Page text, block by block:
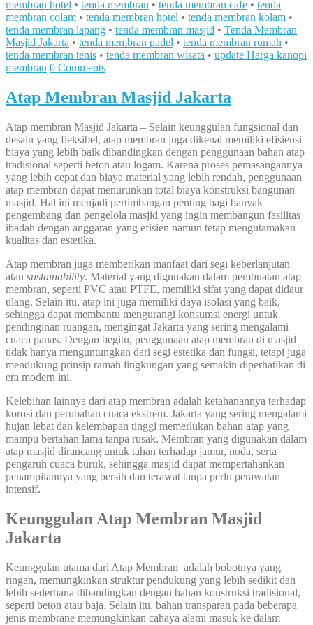
membran hotel • tenda membran • tenda membran cafe • tenda
membran colam • tenda membran hotel • tenda membran kolam •
tenda membran lapang • tenda membran masjid • Tenda Membran
Masjid Jakarta • tenda membran padel • tenda membran rumah •
tenda membran tenis • tenda membran wisata • update Harga kanopi
membran 0 Comments
Atap Membran Masjid Jakarta
Atap membran Masjid Jakarta – Selain keunggulan fungsional dan
desain yang fleksibel, atap membran juga dikenal memiliki efisiensi
biaya yang lebih baik dibandingkan dengan penggunaan bahan atap
tradisional seperti beton atau logam. Karena proses pemasangannya
yang lebih cepat dan biaya material yang lebih rendah, penggunaan
atap membran dapat menurunkan total biaya konstruksi bangunan
masjid. Hal ini menjadi pertimbangan penting bagi banyak
pengembang dan pengelola masjid yang ingin membangun fasilitas
ibadah dengan anggaran yang efisien namun tetap mengutamakan
kualitas dan estetika.
Atap membran juga memberikan manfaat dari segi keberlanjutan
atau sustainability. Material yang digunakan dalam pembuatan atap
membran, seperti PVC atau PTFE, memiliki sifat yang dapat didaur
ulang. Selain itu, atap ini juga memiliki daya isolasi yang baik,
sehingga dapat membantu mengurangi konsumsi energi untuk
pendinginan ruangan, mengingat Jakarta yang sering mengalami
cuaca panas. Dengan begitu, penggunaan atap membran di masjid
tidak hanya menguntungkan dari segi estetika dan fungsi, tetapi juga
mendukung prinsip ramah lingkungan yang semakin diperhatikan di
era modern ini.
Kelebihan lainnya dari atap membran adalah ketahanannya terhadap
korosi dan perubahan cuaca ekstrem. Jakarta yang sering mengalami
hujan lebat dan kelembapan tinggi memerlukan bahan atap yang
mampu bertahan lama tanpa rusak. Membran yang digunakan dalam
atap masjid dirancang untuk tahan terhadap jamur, noda, serta
pengaruh cuaca buruk, sehingga masjid dapat mempertahankan
penampilannya yang bersih dan terawat tanpa perlu perawatan
intensif.
Keunggulan Atap Membran Masjid
Jakarta
Keunggulan utama dari Atap Membran adalah bobotnya yang
ringan, memungkinkan struktur pendukung yang lebih sedikit dan
lebih sederhana dibandingkan dengan bahan konstruksi tradisional,
seperti beton atau baja. Selain itu, bahan transparan pada beberapa
jenis membrane memungkinkan cahaya alami masuk ke dalam